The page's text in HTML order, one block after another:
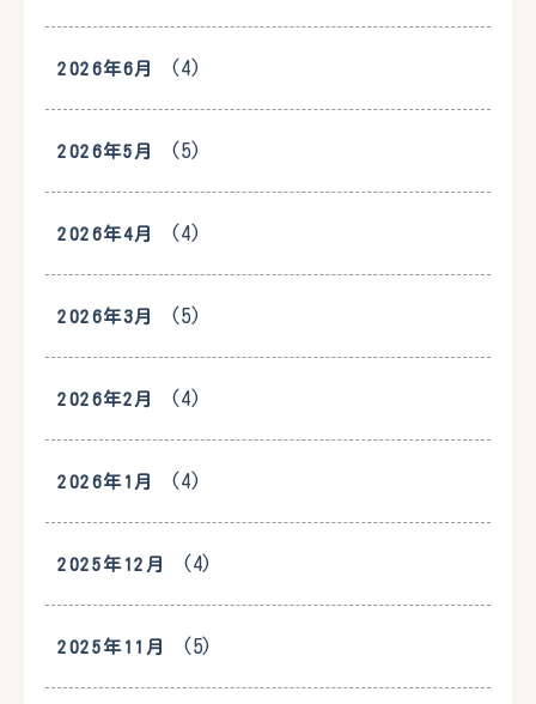
2026年6月 (4)
2026年5月 (5)
2026年4月 (4)
2026年3月 (5)
2026年2月 (4)
2026年1月 (4)
2025年12月 (4)
2025年11月 (5)